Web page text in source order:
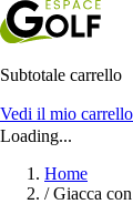
Subtotale carrello
Vedi il mio carrello
Loading...
Home
/ Giacca